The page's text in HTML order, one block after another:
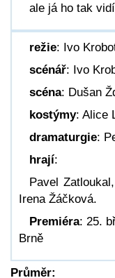
ale já ho tak
režie: Ivo
scénář: Ivo
scéna: Dušan
kostýmy: Alice
dramaturgie:
hrají:
Pavel
Irena Žáčková.
Premiéra: 25.
Brně
Průměr: